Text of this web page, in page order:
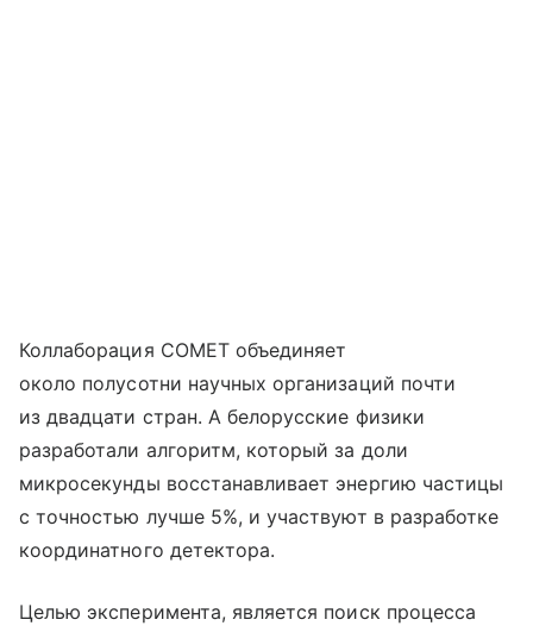
Коллаборация COMET объединяет
около полусотни научных организаций почти
из двадцати стран. А белорусские физики
разработали алгоритм, который за доли
микросекунды восстанавливает энергию частицы
с точностью лучше 5%, и участвуют в разработке
координатного детектора.
Целью эксперимента, является поиск процесса